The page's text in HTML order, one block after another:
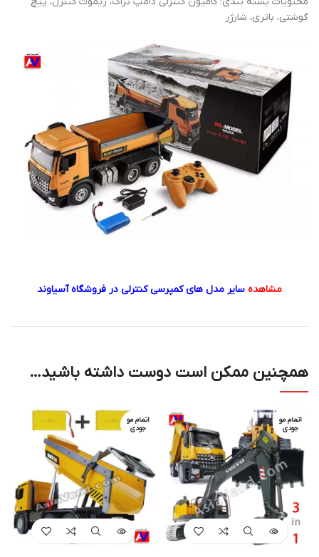
گوشتی، باتری، شارژر
مشاهده سایر مدل های کمپرسی کنترلی در فروشگاه آسیاوند
همچنین ممکن است دوست داشته باشید…
اتمام مو
جودی
اتمام مو
جودی